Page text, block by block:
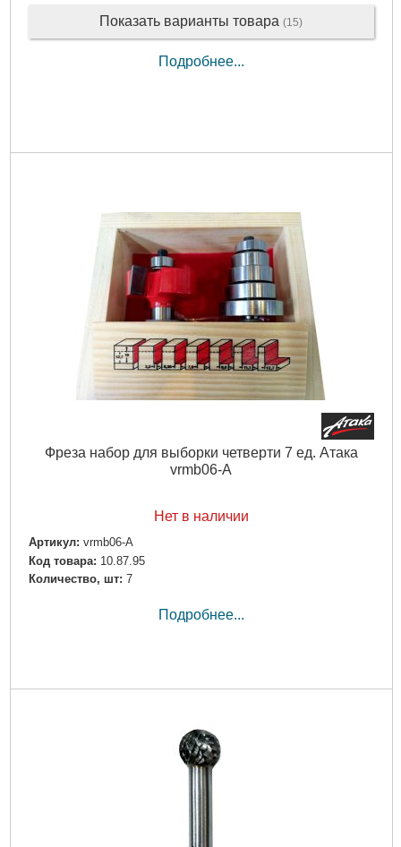
Показать варианты товара (15)
Подробнее...
Фреза набор для выборки четверти 7 ед. Атака
vrmb06-A
Нет в наличии
Артикул: vrmb06-A
Код товара: 10.87.95
Количество, шт: 7
Подробнее...